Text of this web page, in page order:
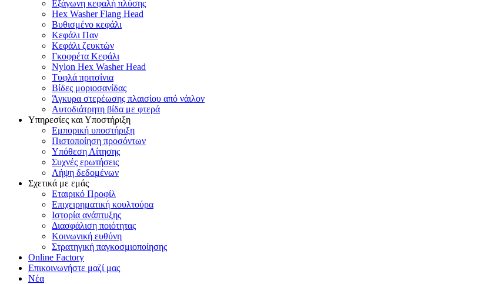
Εξάγωνη κεφαλή πλύσης
Hex Washer Flang Head
Βυθισμένο κεφάλι
Κεφάλι Παν
Κεφάλι ζευκτών
Γκοφρέτα Κεφάλι
Nylon Hex Washer Head
Τυφλά πριτσίνια
Βίδες μοριοσανίδας
Άγκυρα στερέωσης πλαισίου από νάιλον
Αυτοδιάτρητη βίδα με φτερά
Υπηρεσίες και Υποστήριξη
Εμπορική υποστήριξη
Πιστοποίηση προσόντων
Υπόθεση Αίτησης
Συχνές ερωτήσεις
Λήψη δεδομένων
Σχετικά με εμάς
Εταιρικό Προφίλ
Επιχειρηματική κουλτούρα
Ιστορία ανάπτυξης
Διασφάλιση ποιότητας
Κοινωνική ευθύνη
Στρατηγική παγκοσμιοποίησης
Online Factory
Επικοινωνήστε μαζί μας
Νέα